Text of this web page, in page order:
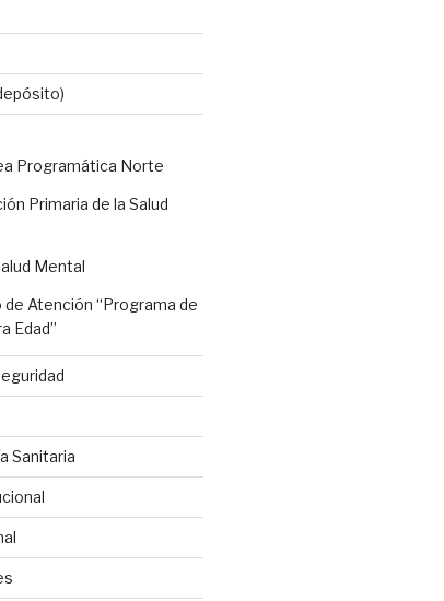
Programática Norte
Primaria de la Salud
Mental
de Atención “Programa de
Edad”
Sanitaria